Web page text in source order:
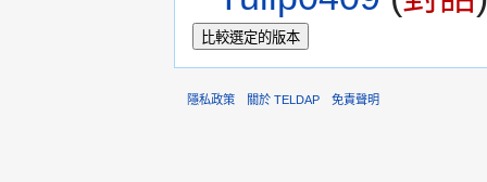
隱私政策 關於 TELDAP 免責聲明